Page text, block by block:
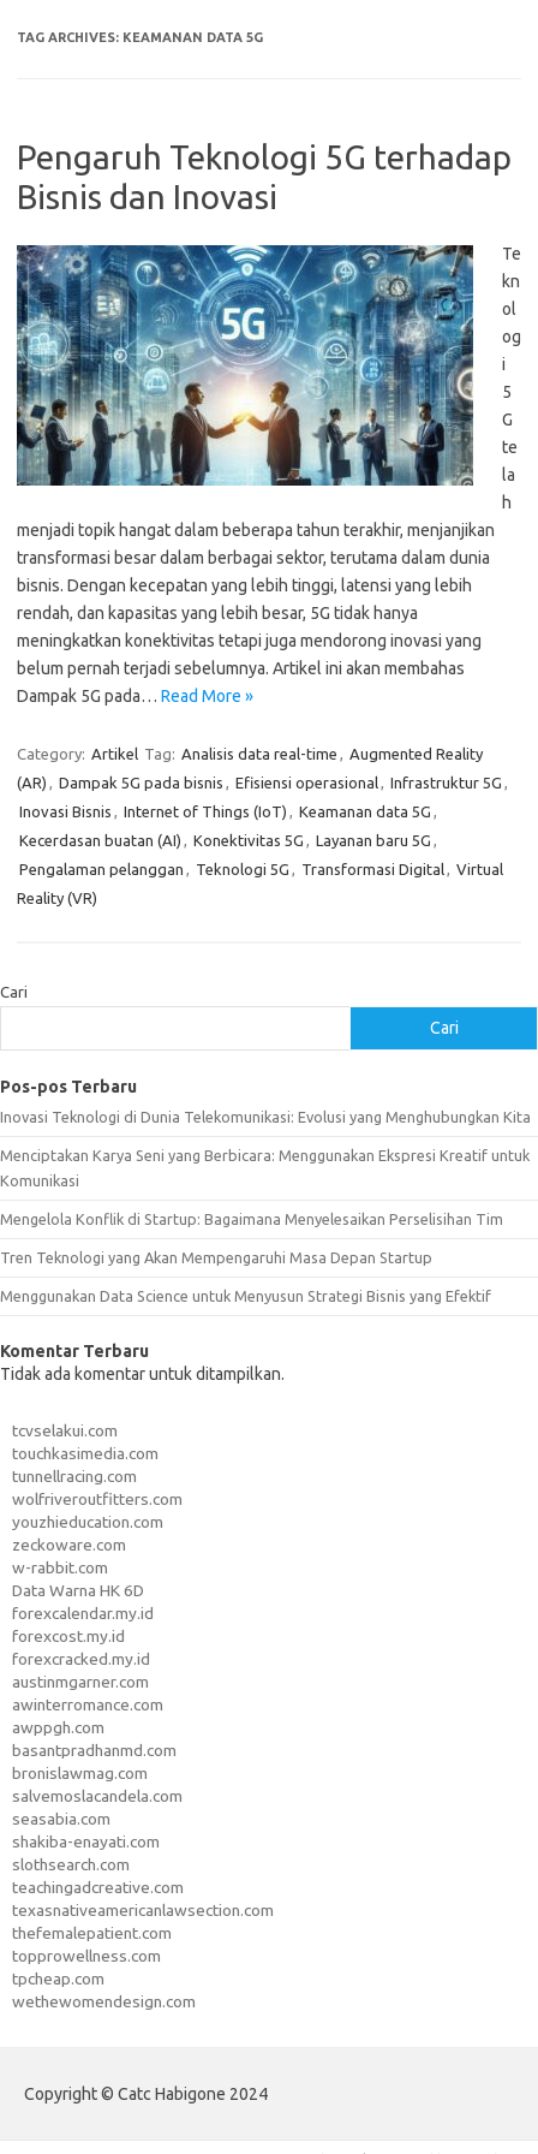
TAG ARCHIVES: KEAMANAN DATA 5G
Pengaruh Teknologi 5G terhadap
Bisnis dan Inovasi
Te
kn
ol
og
i
5
G
te
la
h
menjadi topik hangat dalam beberapa tahun terakhir, menjanjikan
transformasi besar dalam berbagai sektor, terutama dalam dunia
bisnis. Dengan kecepatan yang lebih tinggi, latensi yang lebih
rendah, dan kapasitas yang lebih besar, 5G tidak hanya
meningkatkan konektivitas tetapi juga mendorong inovasi yang
belum pernah terjadi sebelumnya. Artikel ini akan membahas
Dampak 5G pada… Read More »
Category: Artikel Tag: Analisis data real-time , Augmented Reality
(AR) , Dampak 5G pada bisnis , Efisiensi operasional, Infrastruktur 5G ,
Inovasi Bisnis , Internet of Things (IoT) , Keamanan data 5G ,
Kecerdasan buatan (AI) , Konektivitas 5G , Layanan baru 5G ,
Pengalaman pelanggan , Teknologi 5G , Transformasi Digital, Virtual
Reality (VR)
Cari
Cari
Pos-pos Terbaru
Inovasi Teknologi di Dunia Telekomunikasi: Evolusi yang Menghubungkan Kita
Menciptakan Karya Seni yang Berbicara: Menggunakan Ekspresi Kreatif untuk
Komunikasi
Mengelola Konflik di Startup: Bagaimana Menyelesaikan Perselisihan Tim
Tren Teknologi yang Akan Mempengaruhi Masa Depan Startup
Menggunakan Data Science untuk Menyusun Strategi Bisnis yang Efektif
Komentar Terbaru
Tidak ada komentar untuk ditampilkan.
tcvselakui.com
touchkasimedia.com
tunnellracing.com
wolfriveroutfitters.com
youzhieducation.com
zeckoware.com
w-rabbit.com
Data Warna HK 6D
forexcalendar.my.id
forexcost.my.id
forexcracked.my.id
austinmgarner.com
awinterromance.com
awppgh.com
basantpradhanmd.com
bronislawmag.com
salvemoslacandela.com
seasabia.com
shakiba-enayati.com
slothsearch.com
teachingadcreative.com
texasnativeamericanlawsection.com
thefemalepatient.com
topprowellness.com
tpcheap.com
wethewomendesign.com
Copyright © Catc Habigone 2024